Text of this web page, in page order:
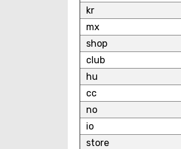
kr
mx
shop
club
hu
cc
no
io
store